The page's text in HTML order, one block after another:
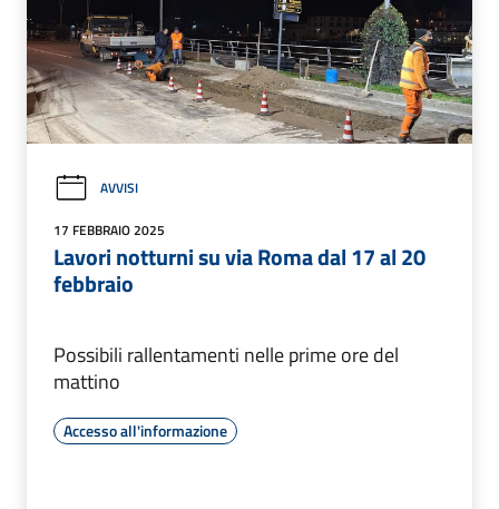
AVVISI
17 FEBBRAIO 2025
Lavori notturni su via Roma dal 17 al 20
febbraio
Possibili rallentamenti nelle prime ore del
mattino
Accesso all'informazione